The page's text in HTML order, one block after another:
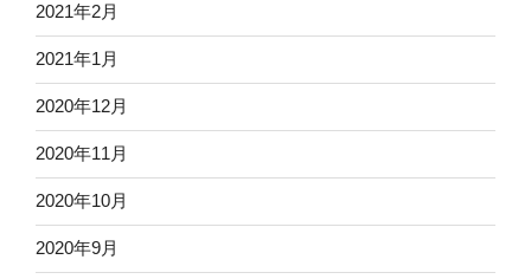
2021年2月
2021年1月
2020年12月
2020年11月
2020年10月
2020年9月